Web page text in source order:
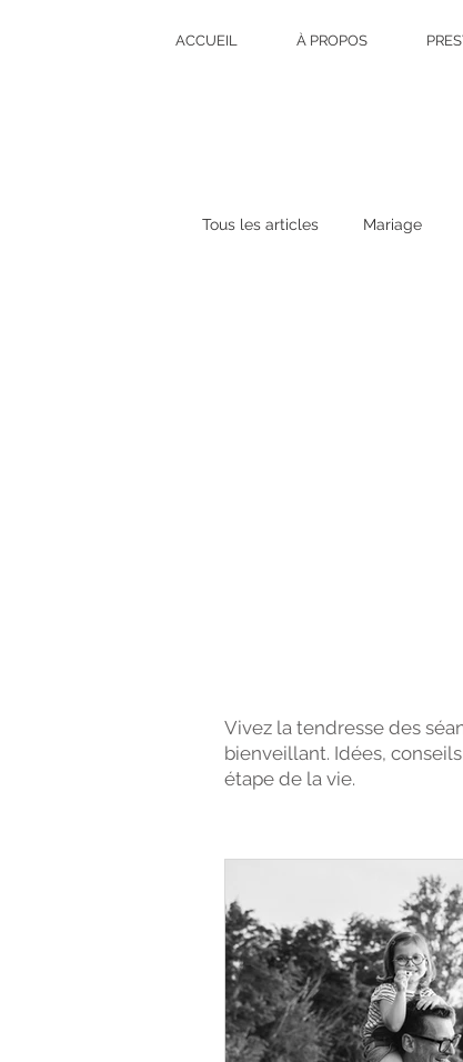
ACCUEIL À PROPOS
Tous les articles Mariage
Vivez la tendresse des
bienveillant. Idées,
étape de la vie.